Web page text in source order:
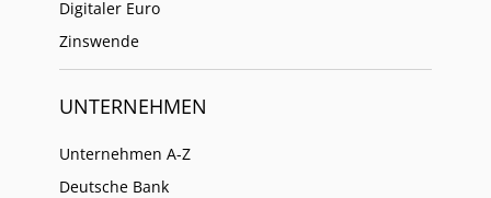
Digitaler Euro
Zinswende
UNTERNEHMEN
Unternehmen A-Z
Deutsche Bank